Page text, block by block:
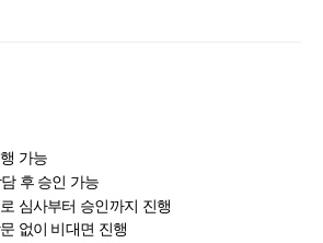
가능
후 승인 가능
심사부터 승인까지 진행
없이 비대면 진행